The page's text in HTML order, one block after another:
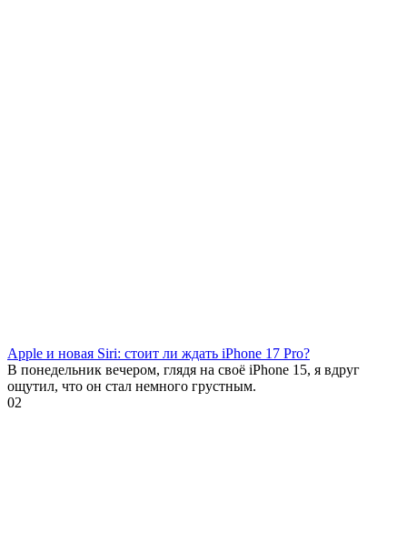
Apple и новая Siri: стоит ли ждать iPhone 17 Pro?
В понедельник вечером, глядя на своё iPhone 15, я вдруг
ощутил, что он стал немного грустным.
02